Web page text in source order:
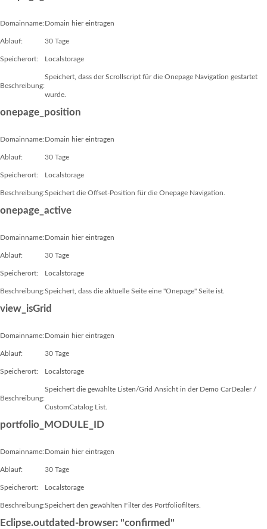
Domainname: Domain hier eintragen
Ablauf: 30 Tage
Speicherort: Localstorage
Beschreibung:
Speichert, dass der Scrollscript für die Onepage Navigation gestartet
wurde.
onepage_position
Domainname: Domain hier eintragen
Ablauf: 30 Tage
Speicherort: Localstorage
Beschreibung:Speichert die Offset-Position für die Onepage Navigation.
onepage_active
Domainname: Domain hier eintragen
Ablauf: 30 Tage
Speicherort: Localstorage
Beschreibung:Speichert, dass die aktuelle Seite eine "Onepage" Seite ist.
view_isGrid
Domainname: Domain hier eintragen
Ablauf: 30 Tage
Speicherort: Localstorage
Beschreibung:
Speichert die gewählte Listen/Grid Ansicht in der Demo CarDealer /
CustomCatalog List.
portfolio_MODULE_ID
Domainname: Domain hier eintragen
Ablauf: 30 Tage
Speicherort: Localstorage
Beschreibung:Speichert den gewählten Filter des Portfoliofilters.
Eclipse.outdated-browser: "confirmed"